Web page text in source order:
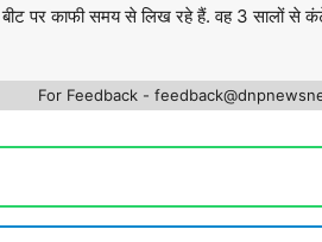
बीट पर काफी समय से लिख रहे हैं. वह 3 सालों से
For Feedback -